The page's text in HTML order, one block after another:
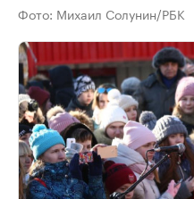
Фото: Михаил Солунин/РБК